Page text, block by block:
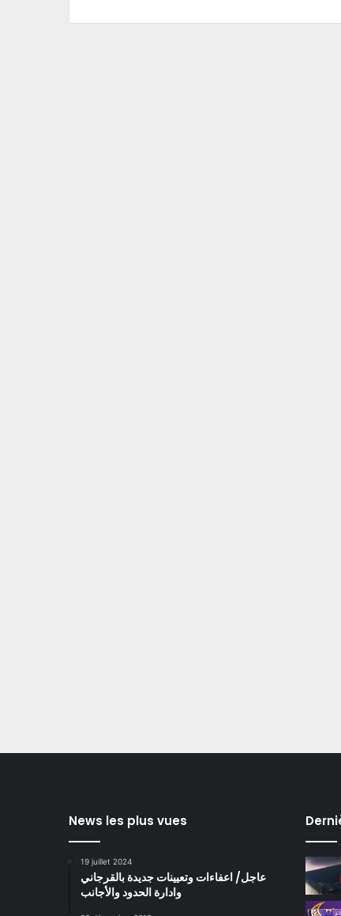
News les plus vues
19 juillet 2024
عاجل/ اعفاءات وتعيينات جديدة بالقرجاني
وادارة الحدود والأجانب